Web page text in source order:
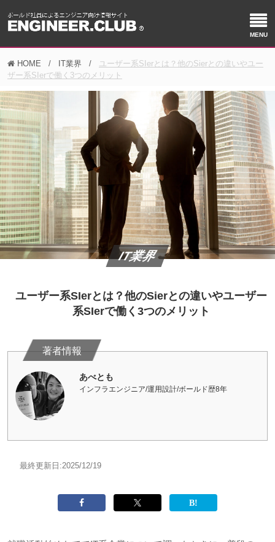
HOME IT業界
ユーザー系SIerとは？他のSierとの違いやユー
ザー系SIerで働く3つのメリット
IT業界
ユーザー系SIerとは？他のSierとの違いやユーザー
系SIerで働く3つのメリット
あべとも
インフラエンジニア/運用設計/ボールド歴8年
最終更新日:2025/12/19